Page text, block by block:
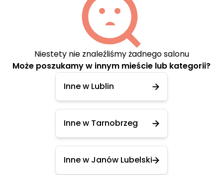
Niestety nie znaleźliśmy żadnego salonu
Może poszukamy w innym mieście lub kategorii?
Inne w Lublin
Inne w Tarnobrzeg
Inne w Janów Lubelski